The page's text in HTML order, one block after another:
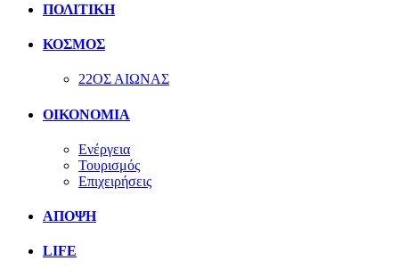
ΠΟΛΙΤΙΚΗ
ΚΟΣΜΟΣ
22ΟΣ ΑΙΩΝΑΣ
ΟΙΚΟΝΟΜΙΑ
Ενέργεια
Τουρισμός
Επιχειρήσεις
ΑΠΟΨΗ
LIFE